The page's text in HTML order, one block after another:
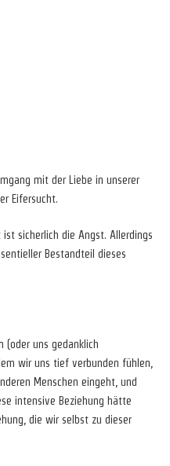
mit der Liebe in unserer
Eifersucht.
sicherlich die Angst. Allerdings
Bestandteil dieses
(oder uns gedanklich
wir uns tief verbunden fühlen,
Menschen eingeht, und
intensive Beziehung hätte
die wir selbst zu dieser